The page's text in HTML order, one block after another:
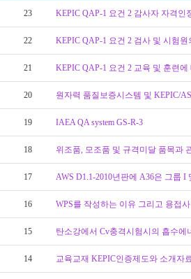
23 KEPIC QAP-1 요건 2 감사자 자격인
22 KEPIC QAP-1 요건 2 검사 및 시험
21 KEPIC QAP-1 요건 2 교육 및 훈련에
20 원자력 품질보증시스템 및 KEPIC/
19 IAEA QA system GS-R-3
18 위조품, 모조품 및 규격미달 품목과
17 AWS D1.1-2010년판에 A36은 그룹 I
16 WPS를 작성하는 이유 그리고 용접
15 탄소강에서 Cv충격시험시의 흡수에
14 교육교재 KEPIC인증제도와 소개자